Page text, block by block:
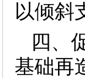
以倾斜
四、
基础再